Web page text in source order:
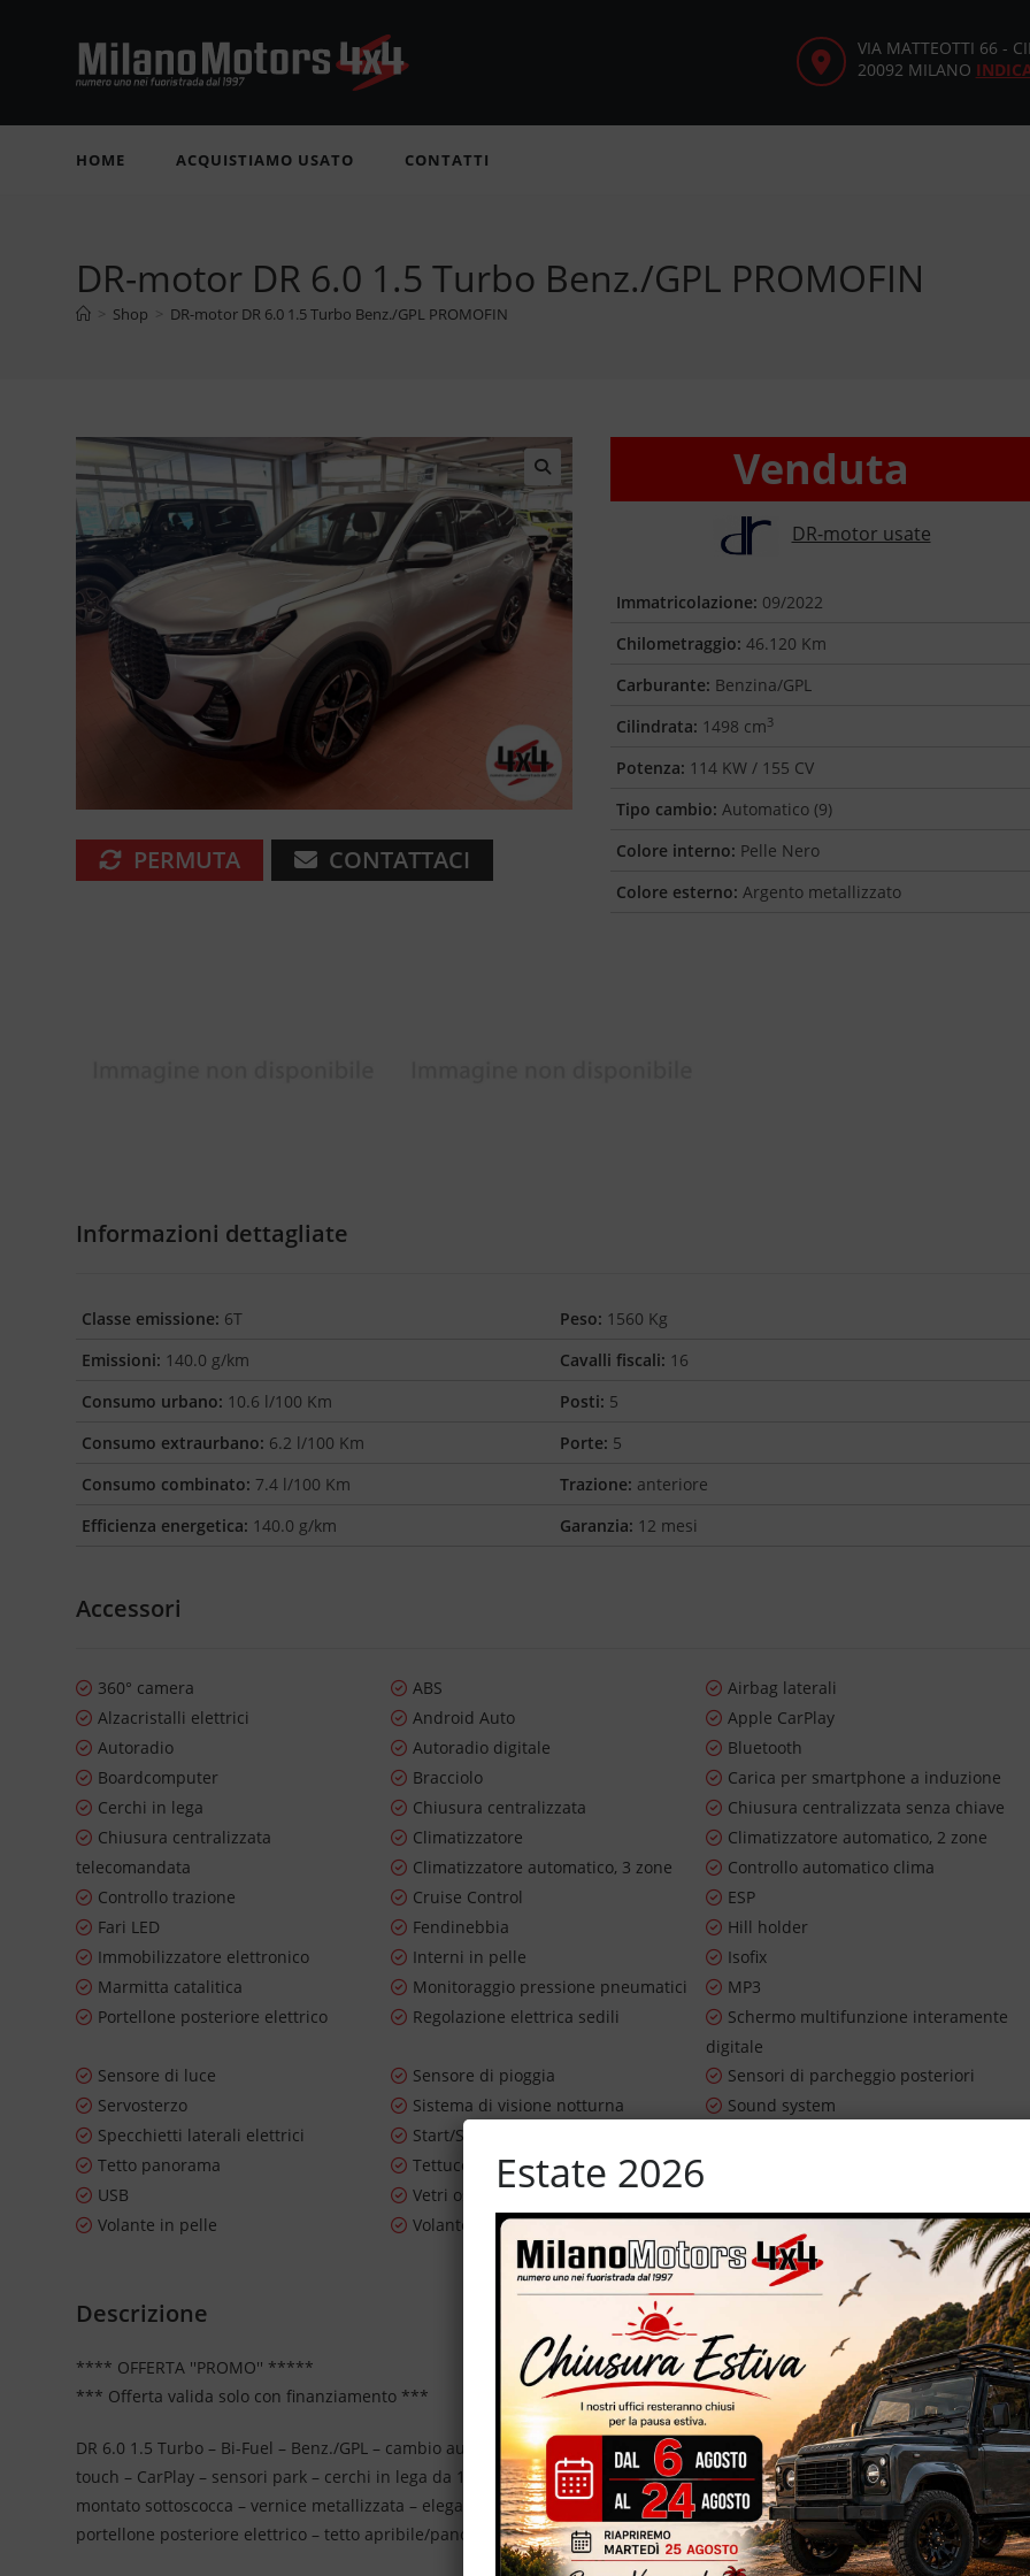
VIA MATTEOTTI 66 -
20092 MILANO
HOME ACQUISTIAMO USATO CONTATTI
DR-motor DR 6.0 1.5 Turbo Benz./GPL PROMOFIN
> Shop > DR-motor DR 6.0 1.5 Turbo Benz./GPL PROMOFIN
🔍
PERMUTA CONTATTACI
Venduta
DR-motor usate
Immatricolazione: 09/2022
Chilometraggio: 46.120 Km
Carburante: Benzina/GPL
Cilindrata: 1498 cm3
Potenza: 114 KW / 155 CV
Tipo cambio: Automatico (9)
Colore interno: Pelle Nero
Colore esterno: Argento metallizzato
Informazioni dettagliate
Classe emissione: 6T
Emissioni: 140.0 g/km
Consumo urbano: 10.6 l/100 Km
Consumo extraurbano: 6.2 l/100 Km
Consumo combinato: 7.4 l/100 Km
Efficienza energetica: 140.0 g/km
Peso: 1560 Kg
Cavalli fiscali: 16
Posti: 5
Porte: 5
Trazione: anteriore
Garanzia: 12 mesi
Accessori
360° camera ABS
Airbag laterali
Alzacristalli elettrici
Android Auto
Apple CarPlay
Autoradio
Autoradio digitale
Bluetooth
Boardcomputer
Bracciolo
Carica per smartphone a induzione
Cerchi in lega
Chiusura centralizzata
Chiusura centralizzata senza chiave
Chiusura centralizzata
telecomandata
Climatizzatore
Climatizzatore automatico, 2 zone
Climatizzatore automatico, 3 zone
Controllo automatico clima
Controllo trazione
Cruise Control
ESP
Fari LED
Fendinebbia
Hill holder
Immobilizzatore elettronico
Interni in pelle
Isofix
Marmitta catalitica
Monitoraggio pressione pneumatici
MP3
Portellone posteriore elettrico
Regolazione elettrica sedili
Schermo multifunzione interamente
digitale
Sensore di luce
Sensore di pioggia
Sensori di parcheggio posteriori
Servosterzo
Sistema di visione notturna
Sound system
Specchietti laterali elettrici
Start/Stop Automatico
Tetto panorama
Tettuccio apribile
USB
Vetri oscurati
Volante in pelle
Volante multifunzione
Descrizione
**** OFFERTA ''PROMO'' *****
*** Offerta valida solo con finanziamento ***
DR 6.0 1.5 Turbo – Bi-Fuel – Benz./GPL – cambio automatico – 8.974 Km certificati e garantiti – auto pari al nuovo – schermo
touch – CarPlay – sensori park – cerchi in lega da 19'' – garanzia Ufficiale DR Motor fino a settembre 2027 – impianto GPL
montato sottoscocca – vernice metallizzata – eleganti interni in pelle totale – specchietti elettrici – volnte multifunzione –
portellone posteriore elettrico – tetto apribile/panoramico
Estate 2026